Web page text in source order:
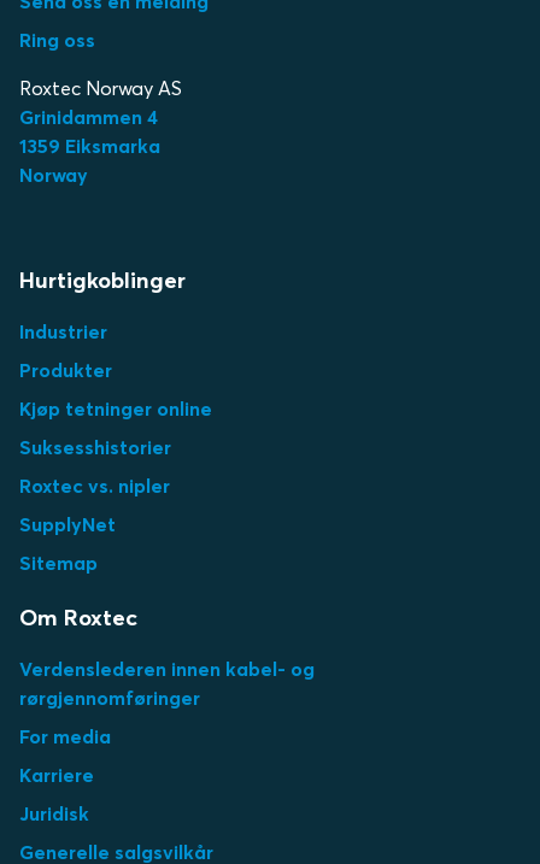
Ring oss
Roxtec Norway AS
Grinidammen 4
1359 Eiksmarka
Norway
Hurtigkoblinger
Industrier
Produkter
Kjøp tetninger online
Suksesshistorier
Roxtec vs. nipler
SupplyNet
Sitemap
Om Roxtec
Verdenslederen innen kabel- og
rørgjennomføringer
For media
Karriere
Juridisk
Generelle salgsvilkår